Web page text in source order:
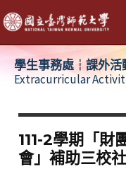
跳
至
主
學生事務處┆課外活
Extracurricular
111-2學期「財
會」補助三校